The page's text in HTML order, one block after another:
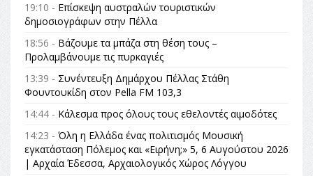
19:10 - Επίσκεψη αυστραλών τουριστικών
δημοσιογράφων στην Πέλλα
18:56 - Βάζουμε τα μπάζα στη θέση τους –
Προλαμβάνουμε τις πυρκαγιές
13:39 - Συνέντευξη Δημάρχου Πέλλας Στάθη
Φουντουκίδη στον Pella FM 103,3
14:44 - Κάλεσμα προς όλους τους εθελοντές αιμοδότες
14:23 - Όλη η Ελλάδα ένας πολιτισμός Μουσική
εγκατάσταση Πόλεμος και «Ειρήνη;» 5, 6 Αυγούστου 2026
| Αρχαία Έδεσσα, Αρχαιολογικός Χώρος Λόγγου